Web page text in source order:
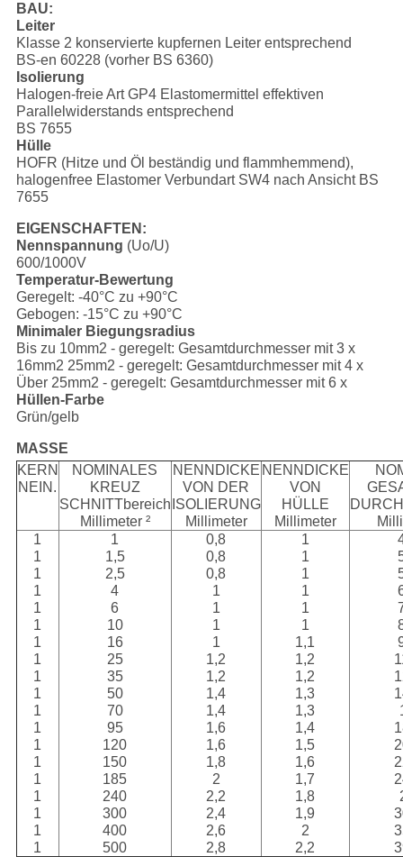
BAU:
Leiter
Klasse 2 konservierte kupfernen Leiter entsprechend
BS-en 60228 (vorher BS 6360)
Isolierung
Halogen-freie Art GP4 Elastomermittel effektiven
Parallelwiderstands entsprechend
BS 7655
Hülle
HOFR (Hitze und Öl beständig und flammhemmend),
halogenfree Elastomer Verbundart SW4 nach Ansicht BS
7655
EIGENSCHAFTEN:
Nennspannung (Uo/U)
600/1000V
Temperatur-Bewertung
Geregelt: -40°C zu +90°C
Gebogen: -15°C zu +90°C
Minimaler Biegungsradius
Bis zu 10mm2 - geregelt: Gesamtdurchmesser mit 3 x
16mm2 25mm2 - geregelt: Gesamtdurchmesser mit 4 x
Über 25mm2 - geregelt: Gesamtdurchmesser mit 6 x
Hüllen-Farbe
Grün/gelb
MASSE
KERN
NEIN.
NOMINALES
KREUZ
SCHNITTbereich
Millimeter ²
NENNDICKE
VON DER
ISOLIERUNG
Millimeter
NENNDICKE
VON
HÜLLE
Millimeter
1
1
1
1
1
1
1
1
1
1
1
1
1
1
1
1
1
1
1
1
1,5
2,5
4
6
10
16
25
35
50
70
95
120
150
185
240
300
400
500
0,8
0,8
0,8
1
1
1
1
1,2
1,2
1,4
1,4
1,6
1,6
1,8
2
2,2
2,4
2,6
2,8
1
1
1
1
1
1
1,1
1,2
1,2
1,3
1,3
1,4
1,5
1,6
1,7
1,8
1,9
2
2,2